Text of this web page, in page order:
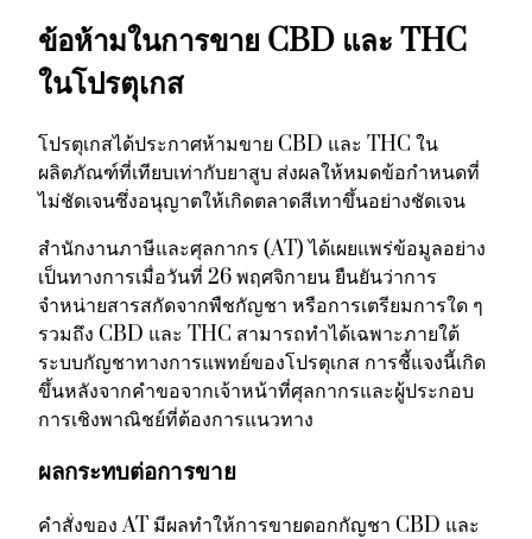
ข้อห้ามในการขาย CBD และ THC
ในโปรตุเกส
โปรตุเกสได้ประกาศห้ามขาย CBD และ THC ใน
ผลิตภัณฑ์ที่เทียบเท่ากับยาสูบ ส่งผลให้หมดข้อกำหนดที่
ไม่ชัดเจนซึ่งอนุญาตให้เกิดตลาดสีเทาขึ้นอย่างชัดเจน
สํานักงานภาษีและศุลกากร (AT) ได้เผยแพร่ข้อมูลอย่าง
เป็นทางการเมื่อวันที่ 26 พฤศจิกายน ยืนยันว่าการ
จำหน่ายสารสกัดจากพืชกัญชา หรือการเตรียมการใด ๆ
รวมถึง CBD และ THC สามารถทำได้เฉพาะภายใต้
ระบบกัญชาทางการแพทย์ของโปรตุเกส การชี้แจงนี้เกิด
ขึ้นหลังจากคำขอจากเจ้าหน้าที่ศุลกากรและผู้ประกอบ
การเชิงพาณิชย์ที่ต้องการแนวทาง
ผลกระทบต่อการขาย
คำสั่งของ AT มีผลทำให้การขายดอกกัญชา CBD และ